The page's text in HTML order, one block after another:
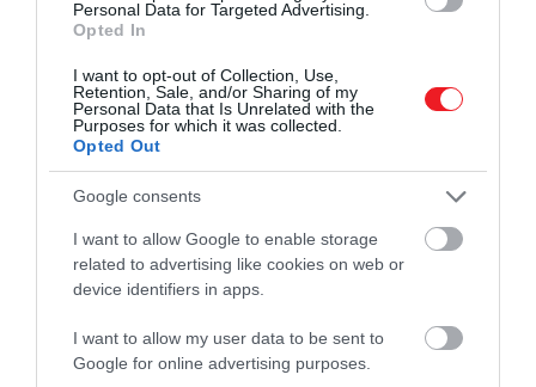
Personal Data for Targeted Advertising.
Opted In
I want to opt-out of Collection, Use,
Retention, Sale, and/or Sharing of my
Personal Data that Is Unrelated with the
Purposes for which it was collected.
Opted Out
Google consents
I want to allow Google to enable storage
related to advertising like cookies on web or
device identifiers in apps.
I want to allow my user data to be sent to
Google for online advertising purposes.
fogalmát a nagyüzemi felhasználáshoz kötötte. Az
ötleteket szó szerint kézzelfogható formába lehet
önteni vele.
Ár: ~ 395 ezer Ft
A lámpa